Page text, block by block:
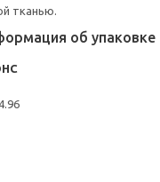
тканью.
об упаковке